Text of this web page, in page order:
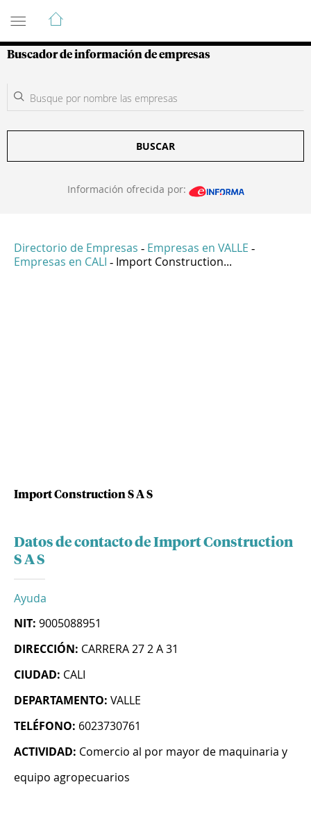
Guía de Empresas Colombianas
Buscador de información de empresas
BUSCAR
Información ofrecida por:
Directorio de Empresas - Empresas en VALLE -
Empresas en CALI - Import Construction...
Import Construction S A S
Datos de contacto de Import Construction
S A S
Ayuda
NIT: 9005088951
DIRECCIÓN: CARRERA 27 2 A 31
CIUDAD: CALI
DEPARTAMENTO: VALLE
TELÉFONO: 6023730761
ACTIVIDAD: Comercio al por mayor de maquinaria y
equipo agropecuarios